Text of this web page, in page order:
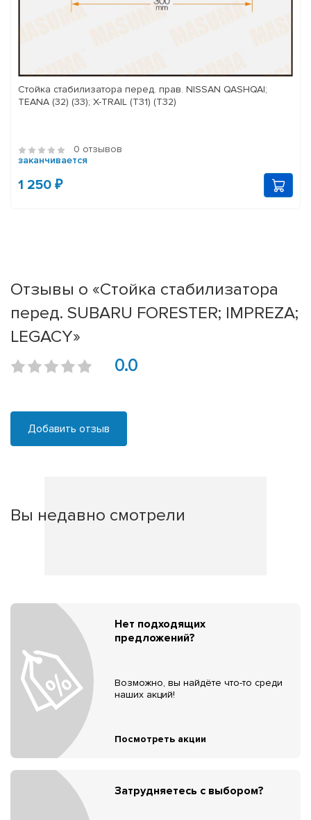
Стойка стабилизатора перед. прав. NISSAN QASHQAI;
TEANA (32) (33); X-TRAIL (T31) (T32)
0 отзывов
заканчивается
1 250 ₽
Отзывы о «Стойка стабилизатора
перед. SUBARU FORESTER; IMPREZA;
LEGACY»
0.0
Добавить отзыв
Вы недавно смотрели
Нет подходящих
предложений?
Возможно, вы найдёте что-то среди
наших акций!
Посмотреть акции
Затрудняетесь с выбором?